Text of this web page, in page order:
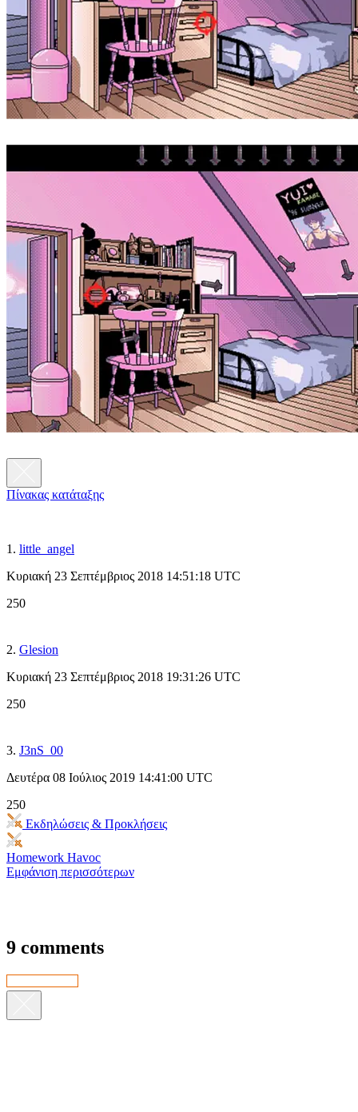
Πίνακας κατάταξης
1. little_angel
Κυριακή 23 Σεπτέμβριος 2018 14:51:18 UTC
250
2. Glesion
Κυριακή 23 Σεπτέμβριος 2018 19:31:26 UTC
250
3. J3nS_00
Δευτέρα 08 Ιούλιος 2019 14:41:00 UTC
250
Εκδηλώσεις & Προκλήσεις
Homework Havoc
Εμφάνιση περισσότερων
9 comments